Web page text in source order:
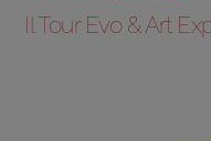
Il Tour Evo & Art